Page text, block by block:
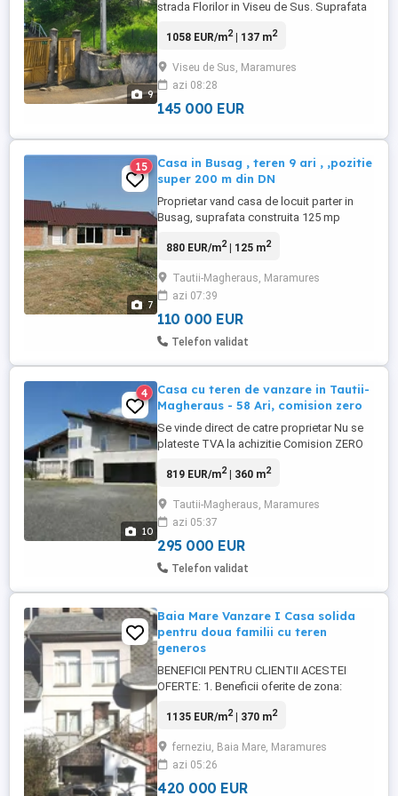
9
strada Florilor in Viseu de Sus. Suprafata
Pe suprafata proprietatii se afla si o anexa
format din 2 camere Parter: 4 camere, hol,
bucatarie si o baie. Pod Mansarda:
neamenajat Pentru ...
1058 EUR/m2| 137 m2
Viseu de Sus, Maramures
azi 08:28
145 000 EUR
7
15
Casa in Busag , teren 9 ari , ,pozitie
super 200 m din DN
Proprietar vand casa de locuit parter in
Busag, suprafata construita 125 mp
de metri din DN, Suprafata teren 9 ari,teren
redus-drumul de acces se termina la
proprietate-liniste Casa de locuit este la
rosu are 2 dormitoare,living ...
880 EUR/m2| 125 m2
Tautii-Magheraus, Maramures
azi 07:39
110 000 EUR
Telefon validat
10
4
Casa cu teren de vanzare in Tautii-
Magheraus - 58 Ari, comision zero
Se vinde direct de catre proprietar Nu se
plateste TVA la achizitie Comision ZERO
orasul Tautii-Magheraus, str 52 2
Parter + etaj + mansarda Amprenta la sol
de 240 mp. Casa si terenul sunt intabulate,
cu impozitele ...
819 EUR/m2| 360 m2
Tautii-Magheraus, Maramures
azi 05:37
295 000 EUR
Telefon validat
Baia Mare Vanzare I Casa solida
pentru doua familii cu teren
generos
BENEFICII PENTRU CLIENTII ACESTEI
OFERTE: 1. Beneficii oferite de zona:
casa solida individuala de tip D+P+1E+M ,
Ferneziu cu panorama frumoasa spre
munte. - Proprietatea este foarte bine
pozitionata cu accesibilitate imediata ...
1135 EUR/m2| 370 m2
ferneziu, Baia Mare, Maramures
azi 05:26
420 000 EUR